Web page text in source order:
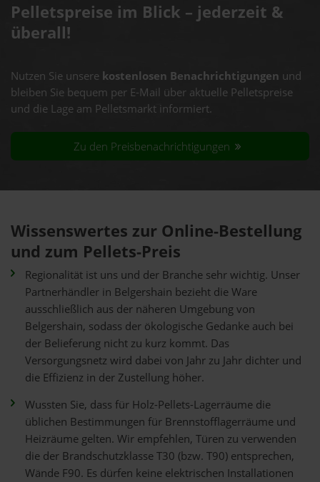
Pelletspreise im Blick – jederzeit &
überall!
Nutzen Sie unsere kostenlosen Benachrichtigungen und
bleiben Sie bequem per E-Mail über aktuelle Pelletspreise
und die Lage am Pelletsmarkt informiert.
Zu den Preisbenachrichtigungen
Wissenswertes zur Online-Bestellung
und zum Pellets-Preis
Regionalität ist uns und der Branche sehr wichtig. Unser
Partnerhändler in Belgershain bezieht die Ware
ausschließlich aus der näheren Umgebung von
Belgershain, sodass der ökologische Gedanke auch bei
der Belieferung nicht zu kurz kommt. Das
Versorgungsnetz wird dabei von Jahr zu Jahr dichter und
die Effizienz in der Zustellung höher.
Wussten Sie, dass für Holz-Pellets-Lagerräume die
üblichen Bestimmungen für Brennstofflagerräume und
Heizräume gelten. Wir empfehlen, Türen zu verwenden
die der Brandschutzklasse T30 (bzw. T90) entsprechen,
Wände F90. Es dürfen keine elektrischen Installationen